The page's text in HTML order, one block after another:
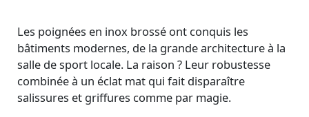
Les poignées en inox brossé ont conquis les
bâtiments modernes, de la grande architecture à la
salle de sport locale. La raison ? Leur robustesse
combinée à un éclat mat qui fait disparaître
salissures et griffures comme par magie.